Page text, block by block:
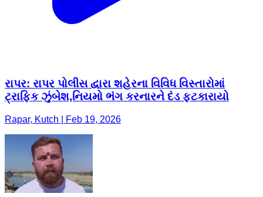
રાપર: રાપર પોલીસ દ્વારા શહેરના વિવિધ વિસ્તારોમાં
ટ્રાફિક ઝુંબેશ,નિયમો ભંગ કરનારને દંડ ફટકારાયો
Rapar, Kutch | Feb 19, 2026